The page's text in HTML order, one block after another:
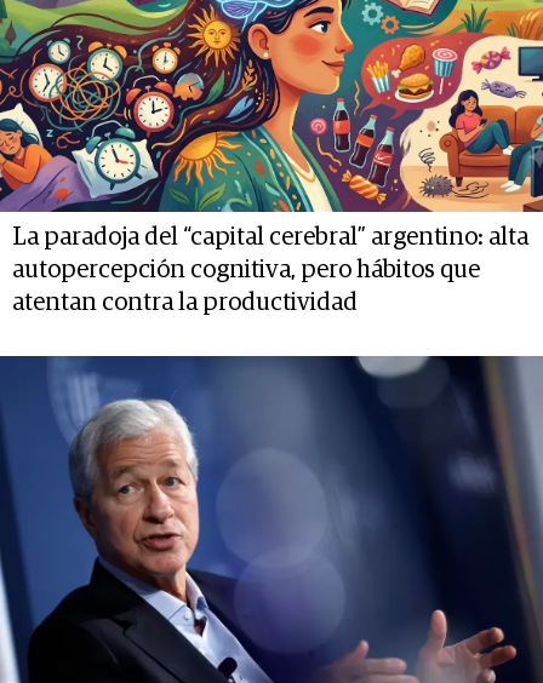
La paradoja del “capital cerebral” argentino: alta
autopercepción cognitiva, pero hábitos que
atentan contra la productividad